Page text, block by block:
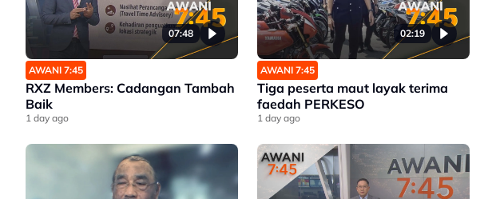
07:48
AWANI 7:45
RXZ Members: Cadangan Tambah
Baik
1 day ago
02:19
AWANI 7:45
Tiga peserta maut layak terima
faedah PERKESO
1 day ago